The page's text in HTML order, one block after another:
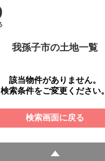
我孫子市の土地一覧
該当物件がありません。
検索条件をご変更ください。
検索画面に戻る